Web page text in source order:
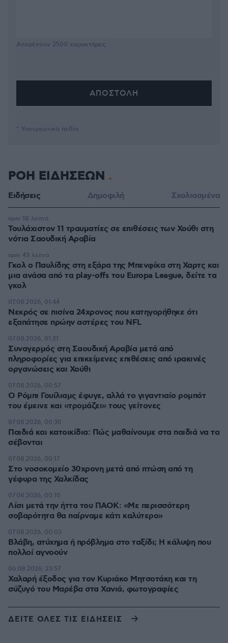
Απομένουν 2500 χαρακτήρες
* Υποχρεωτικά πεδία
ΡΟΗ ΕΙΔΗΣΕΩΝ
Ειδήσεις Δημοφιλή Σχολιασμένα
Τουλάχιστον 11 τραυματίες σε επιθέσεις των Χούθι στη
νότια Σαουδική Αραβία
πριν 18 λεπτά
Γκολ ο Παυλίδης στη εξάρα της Μπενφίκα στη Χαρτς και
μια ανάσα από τα play-offs του Europa League, δείτε τα
γκολ
πριν 43 λεπτά
Νεκρός σε πισίνα 24χρονος που κατηγορήθηκε ότι
εξαπάτησε πρώην αστέρες του NFL
07.08.2026, 01:44
Συναγερμός στη Σαουδική Αραβία μετά από
πληροφορίες για επικείμενες επιθέσεις από ιρακινές
οργανώσεις και Χούθι
07.08.2026, 01:21
Ο Ρόμπι Γουίλιαμς έφυγε, αλλά το γιγαντιαίο ρομπότ
του έμεινε και «τρομάζει» τους γείτονες
07.08.2026, 00:57
Παιδιά και κατοικίδια: Πώς μαθαίνουμε στα παιδιά να τα
σέβονται
07.08.2026, 00:30
Στο νοσοκομείο 30χρονη μετά από πτώση από τη
γέφυρα της Χαλκίδας
07.08.2026, 00:17
Λίσι μετά την ήττα του ΠΑΟΚ: «Με περισσότερη
σοβαρότητα θα παίρναμε κάτι καλύτερο»
07.08.2026, 00:10
Βλάβη, ατύχημα ή πρόβλημα στο ταξίδι; Η κάλυψη που
πολλοί αγνοούν
07.08.2026, 00:03
Χαλαρή έξοδος για τον Κυριάκο Μητσοτάκη και τη
σύζυγό του Μαρέβα στα Χανιά, φωτογραφίες
06.08.2026, 23:57
ΔΕΙΤΕ ΟΛΕΣ ΤΙΣ ΕΙΔΗΣΕΙΣ